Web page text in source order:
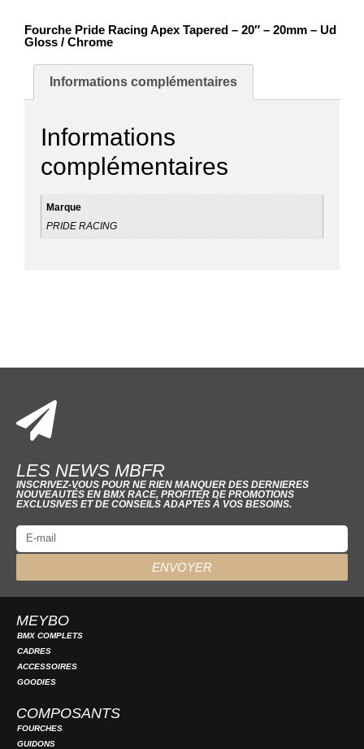
Fourche Pride Racing Apex Tapered – 20″ – 20mm – Ud
Gloss / Chrome
Informations complémentaires
Informations
complémentaires
Marque
PRIDE RACING
LES NEWS MBFR
INSCRIVEZ-VOUS POUR NE RIEN MANQUER DES DERNIERES
NOUVEAUTÉS EN BMX RACE, PROFITER DE PROMOTIONS
EXCLUSIVES ET DE CONSEILS ADAPTÉS À VOS BESOINS.
ENVOYER
MEYBO
BMX COMPLETS
CADRES
ACCESSOIRES
GOODIES
COMPOSANTS
FOURCHES
GUIDONS